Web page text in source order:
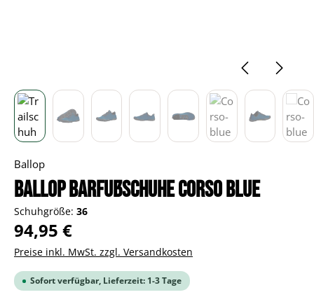
Ballop
BALLOP Barfußschuhe Corso blue
Schuhgröße: 36
Regulärer Preis:
94,95 €
Preise inkl. MwSt. zzgl. Versandkosten
Sofort verfügbar, Lieferzeit: 1-3 Tage